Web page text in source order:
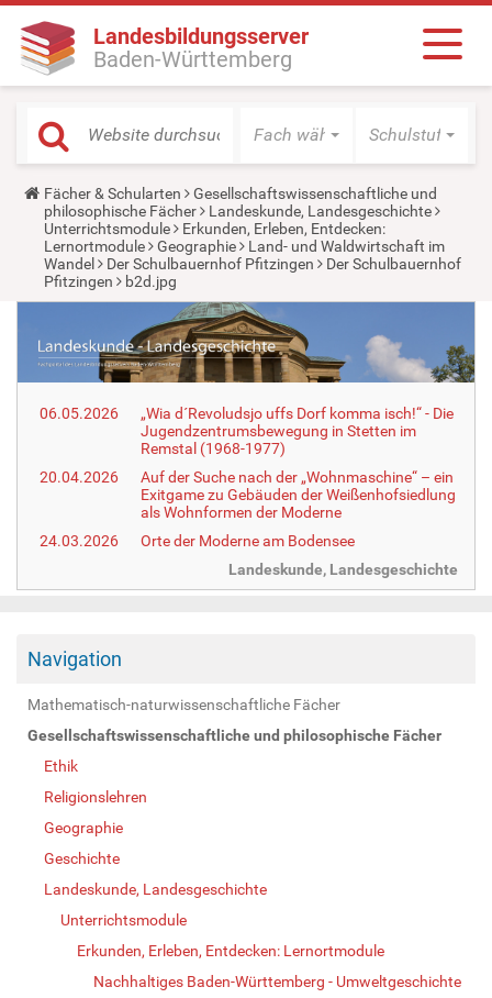
Landesbildungsserver
Baden-Württemberg
Fach wählen Schulstufe
Y
o
u
a
r
e
h
e
:
Fächer & Schularten
Gesellschaftswissenschaftliche und
philosophische Fächer
Landeskunde, Landesgeschichte
Unterrichtsmodule
Erkunden, Erleben, Entdecken:
Lernortmodule
Geographie
Land- und Waldwirtschaft im
Wandel
Der Schulbauernhof Pfitzingen
Der Schulbauernhof
Pfitzingen
b2d.jpg
06.05.2026
„Wia d´Revoludsjo uffs Dorf komma isch!“ - Die
Jugendzentrumsbewegung in Stetten im
Remstal (1968-1977)
20.04.2026
Auf der Suche nach der „Wohnmaschine“ – ein
Exitgame zu Gebäuden der Weißenhofsiedlung
als Wohnformen der Moderne
24.03.2026
Orte der Moderne am Bodensee
Landeskunde, Landesgeschichte
Navigation
Mathematisch-naturwissenschaftliche Fächer
Gesellschaftswissenschaftliche und philosophische Fächer
Ethik
Religionslehren
Geographie
Geschichte
Landeskunde, Landesgeschichte
Unterrichtsmodule
Erkunden, Erleben, Entdecken: Lernortmodule
Nachhaltiges Baden-Württemberg - Umweltgeschichte